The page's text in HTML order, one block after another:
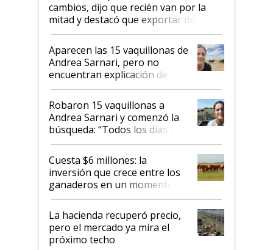
cambios, dijo que recién van por la
mitad y destacó que exportar dejó de
ser "para unos pocos": "Tenemos un
mandato muy claro del gobierno
nacional"
Aparecen las 15 vaquillonas de
Andrea Sarnari, pero no
encuentran explicación de
cómo llegaron allí
Robaron 15 vaquillonas a
Andrea Sarnari y comenzó la
búsqueda: “Todos los días le
toca a algún productor”
Cuesta $6 millones: la
inversión que crece entre los
ganaderos en un momento
histórico para la actividad
La hacienda recuperó precio,
pero el mercado ya mira el
próximo techo